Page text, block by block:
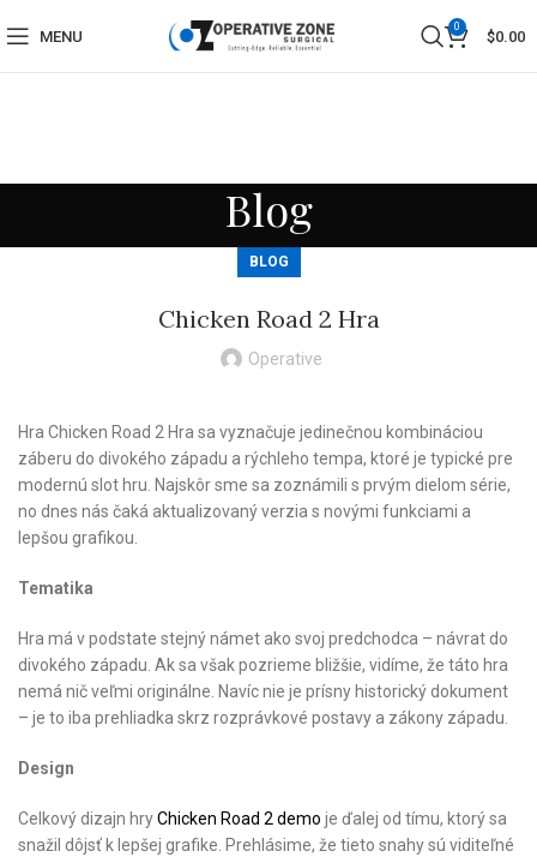
MENU
0
$0.00
Blog
BLOG
Chicken Road 2 Hra
Operative
Hra Chicken Road 2 Hra sa vyznačuje jedinečnou kombináciou
záberu do divokého západu a rýchleho tempa, ktoré je typické pre
modernú slot hru. Najskôr sme sa zoznámili s prvým dielom série,
no dnes nás čaká aktualizovaný verzia s novými funkciami a
lepšou grafikou.
Tematika
Hra má v podstate stejný námet ako svoj predchodca – návrat do
divokého západu. Ak sa však pozrieme bližšie, vidíme, že táto hra
nemá nič veľmi originálne. Navíc nie je prísny historický dokument
– je to iba prehliadka skrz rozprávkové postavy a zákony západu.
Design
Celkový dizajn hryChicken Road 2 demo je ďalej od tímu, ktorý sa
snažil dôjsť k lepšej grafike. Prehlásime, že tieto snahy sú viditeľné